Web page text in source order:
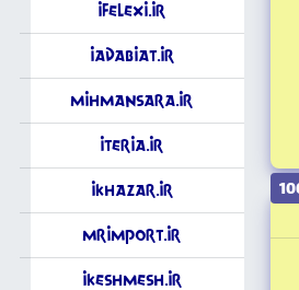
iFelexi.ir
iAdabiat.ir
MihmanSara.ir
iTeria.ir
iKhazar.ir
Mrimport.ir
iKeshmesh.ir